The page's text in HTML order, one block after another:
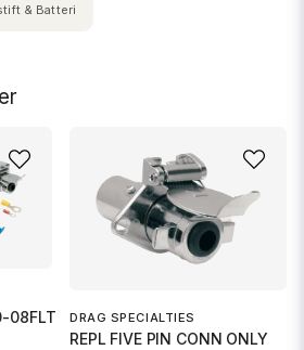
08FLT DRAG SPECIALTIES
REPL FIVE PIN CONN ONLY
& Batteri